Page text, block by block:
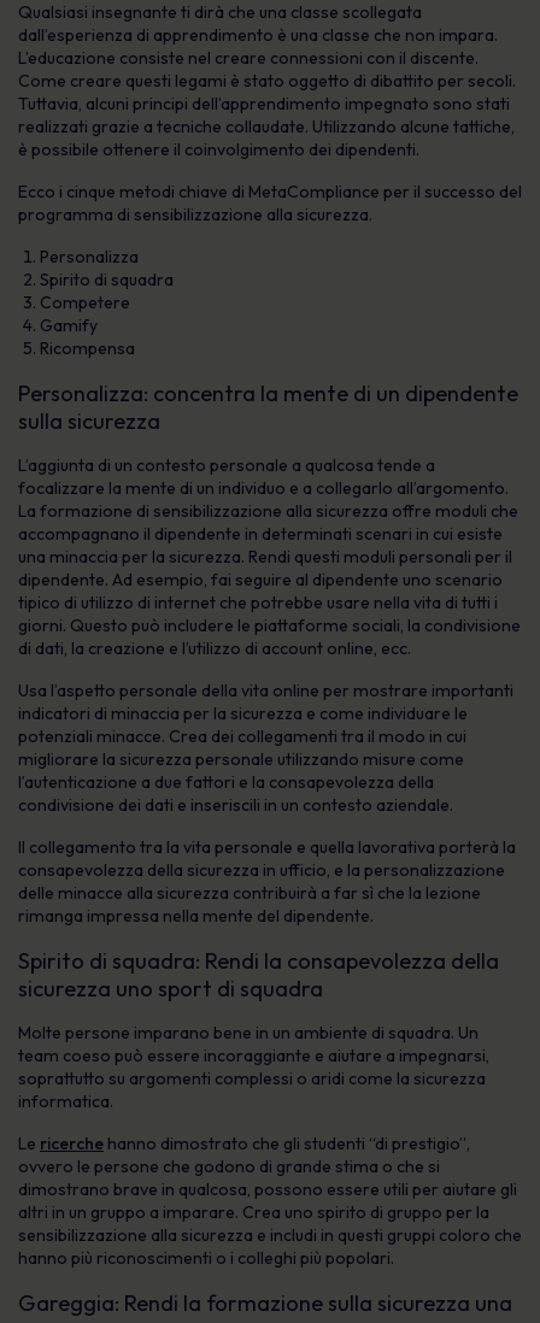
Qualsiasi insegnante ti dirà che una classe scollegata
dall’esperienza di apprendimento è una classe che non impara.
L’educazione consiste nel creare connessioni con il discente.
Come creare questi legami è stato oggetto di dibattito per secoli.
Tuttavia, alcuni principi dell’apprendimento impegnato sono stati
realizzati grazie a tecniche collaudate. Utilizzando alcune tattiche,
è possibile ottenere il coinvolgimento dei dipendenti.
Ecco i cinque metodi chiave di MetaCompliance per il successo del
programma di sensibilizzazione alla sicurezza.
Personalizza
Spirito di squadra
Competere
Gamify
Ricompensa
Personalizza: concentra la mente di un dipendente
sulla sicurezza
L’aggiunta di un contesto personale a qualcosa tende a
focalizzare la mente di un individuo e a collegarlo all’argomento.
La formazione di sensibilizzazione alla sicurezza offre moduli che
accompagnano il dipendente in determinati scenari in cui esiste
una minaccia per la sicurezza. Rendi questi moduli personali per il
dipendente. Ad esempio, fai seguire al dipendente uno scenario
tipico di utilizzo di internet che potrebbe usare nella vita di tutti i
giorni. Questo può includere le piattaforme sociali, la condivisione
di dati, la creazione e l’utilizzo di account online, ecc.
Usa l’aspetto personale della vita online per mostrare importanti
indicatori di minaccia per la sicurezza e come individuare le
potenziali minacce. Crea dei collegamenti tra il modo in cui
migliorare la sicurezza personale utilizzando misure come
l’autenticazione a due fattori e la consapevolezza della
condivisione dei dati e inseriscili in un contesto aziendale.
Il collegamento tra la vita personale e quella lavorativa porterà la
consapevolezza della sicurezza in ufficio, e la personalizzazione
delle minacce alla sicurezza contribuirà a far sì che la lezione
rimanga impressa nella mente del dipendente.
Spirito di squadra: Rendi la consapevolezza della
sicurezza uno sport di squadra
Molte persone imparano bene in un ambiente di squadra. Un
team coeso può essere incoraggiante e aiutare a impegnarsi,
soprattutto su argomenti complessi o aridi come la sicurezza
informatica.
Le ricerche hanno dimostrato che gli studenti “di prestigio”,
ovvero le persone che godono di grande stima o che si
dimostrano brave in qualcosa, possono essere utili per aiutare gli
altri in un gruppo a imparare. Crea uno spirito di gruppo per la
sensibilizzazione alla sicurezza e includi in questi gruppi coloro che
hanno più riconoscimenti o i colleghi più popolari.
Gareggia: Rendi la formazione sulla sicurezza una